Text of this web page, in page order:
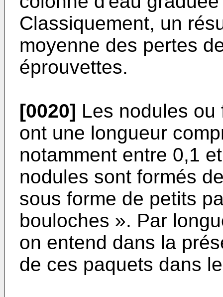
Classiquement, un
moyenne des pertes
éprouvettes.
[0020] Les nodules
ont une longueur
notamment entre 0,1
nodules sont formés
sous forme de petits
bouloches ». Par
on entend dans la
de ces paquets dans